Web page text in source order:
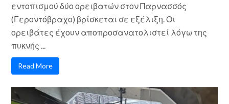
εντοπισμού δύο ορειβατών στον Παρνασσός
(Γεροντόβραχο) βρίσκεται σε εξέλιξη. Οι
ορειβάτες έχουν αποπροσανατολιστεί λόγω της
πυκνής ...
Read More